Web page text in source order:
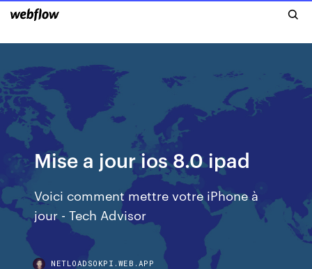
Mise a jour ios 8.0 ipad
Voici comment mettre votre iPhone à
jour - Tech Advisor
NETLOADSOKPI.WEB.APP